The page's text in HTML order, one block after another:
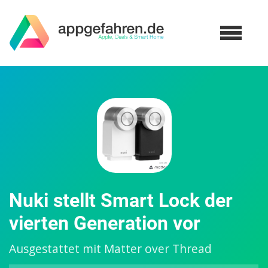
Nuki stellt Smart Lock der
vierten Generation vor
Ausgestattet mit Matter over Thread